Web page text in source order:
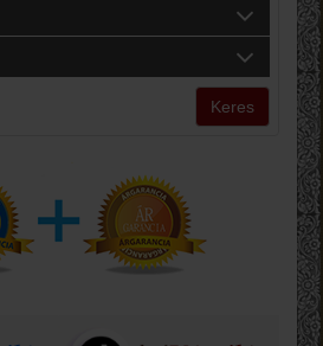
Keres